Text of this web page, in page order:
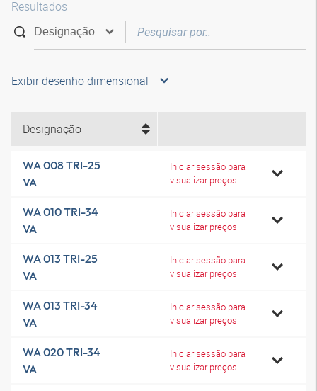
Resultados
Exibir desenho dimensional
Designação
WA 008 TRI-25
VA
Iniciar sessão para
visualizar preços
WA 010 TRI-34
VA
Iniciar sessão para
visualizar preços
WA 013 TRI-25
VA
Iniciar sessão para
visualizar preços
WA 013 TRI-34
VA
Iniciar sessão para
visualizar preços
WA 020 TRI-34
VA
Iniciar sessão para
visualizar preços